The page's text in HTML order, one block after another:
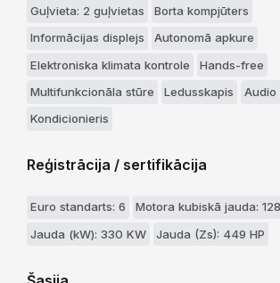
Guļvieta: 2 guļvietas
Borta kompjūters
Informācijas displejs
Autonomā apkure
Elektroniska klimata kontrole
Hands-free
Multifunkcionāla stūre
Ledusskapis
Audio
Kondicionieris
Reģistrācija / sertifikācija
Euro standarts: 6
Motora kubiskā jauda:
Jauda (kW): 330 KW
Jauda (Zs): 449 HP